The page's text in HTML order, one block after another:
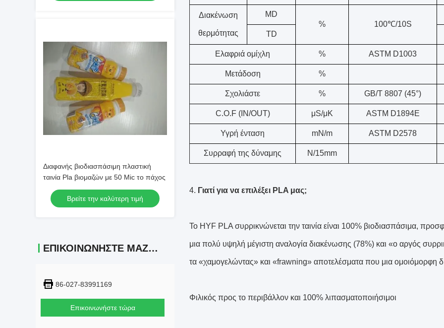
Διαφανής βιοδιασπάσιμη πλαστική
ταινία Pla βιομαζών με 50 Mic το πάχος
Βρείτε την καλύτερη τιμή
ΕΠΙΚΟΙΝΩΝΉΣΤΕ ΜΑΖΊ ΜΑΣ
86-027-83991169
Επικοινωνήστε τώρα
Διακένωση
θερμότητας
MD
%
100℃/10S
TD
Ελαφριά ομίχλη % ASTM D1003
Μετάδοση %
Σχολιάστε % GB/T 8807 (45°)
C.O.F (IN/OUT) μS/μK ASTM D1894E
Υγρή ένταση mN/m ASTM D2578
Συρραφή της δύναμης N/15mm
4. Γιατί για να επιλέξει PLA μας;
Το HYF PLA συρρικνώνεται την ταινία είναι 100% βιοδιασπάσιμα,
μια πολύ υψηλή μέγιστη αναλογία διακένωσης (78%) και «ο αργός
τα «χαμογελώντας» και «frawning» αποτελέσματα που μια ομοιόμορφη
Φιλικός προς το περιβάλλον και 100% λιπασματοποιήσιμοι